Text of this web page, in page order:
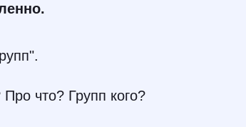
что? Групп кого?